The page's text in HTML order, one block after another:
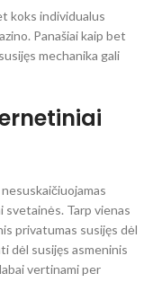
koks individualus
Panašiai kaip bet
mechanika gali
svetainės. Tarp vienas
privatumas susijęs dėl
dėl susijęs asmeninis
vertinami per